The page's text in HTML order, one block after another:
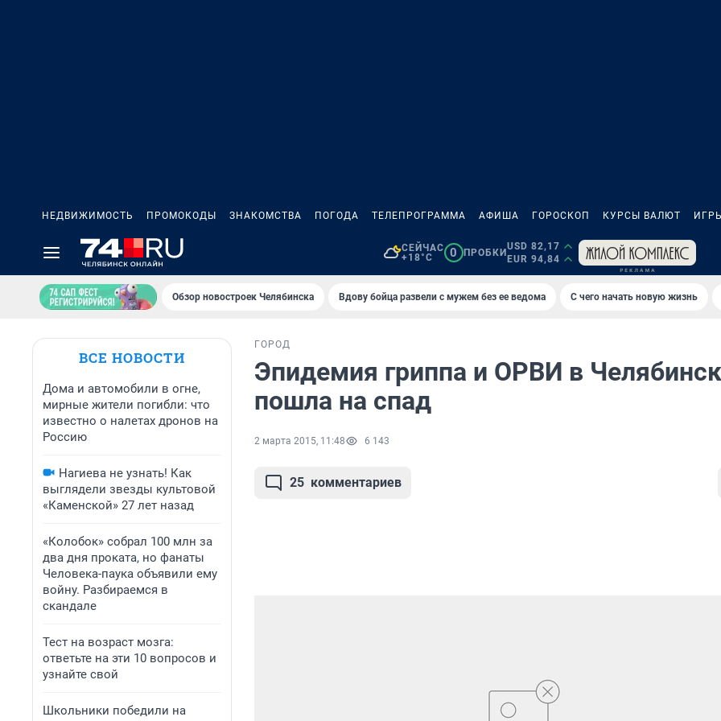
НЕДВИЖИМОСТЬ ПРОМОКОДЫ ЗНАКОМСТВА ПОГОДА ТЕЛЕПРОГРАММА АФИША ГОРОСКОП КУРСЫ ВАЛЮТ
СЕЙЧАС
+18°C
0 ПРОБКИ
USD 82,17
EUR 94,84
Обзор новостроек Челябинска Вдову бойца развели с мужем без ее ведома С чего начать новую жизнь
ВСЕ НОВОСТИ
Дома и автомобили в огне,
мирные жители погибли: что
известно о налетах дронов на
Россию
Нагиева не узнать! Как
выглядели звезды культовой
«Каменской» 27 лет назад
«Колобок» собрал 100 млн за
два дня проката, но фанаты
Человека-паука объявили ему
войну. Разбираемся в
скандале
Тест на возраст мозга:
ответьте на эти 10 вопросов и
узнайте свой
Школьники победили на
ГОРОД
Эпидемия гриппа и ОРВИ в
пошла на спад
2 марта 2015, 11:48 6 143
25 комментариев